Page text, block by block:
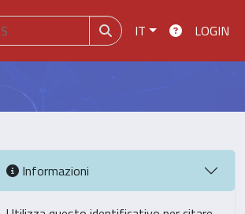
IT LOGIN
Informazioni